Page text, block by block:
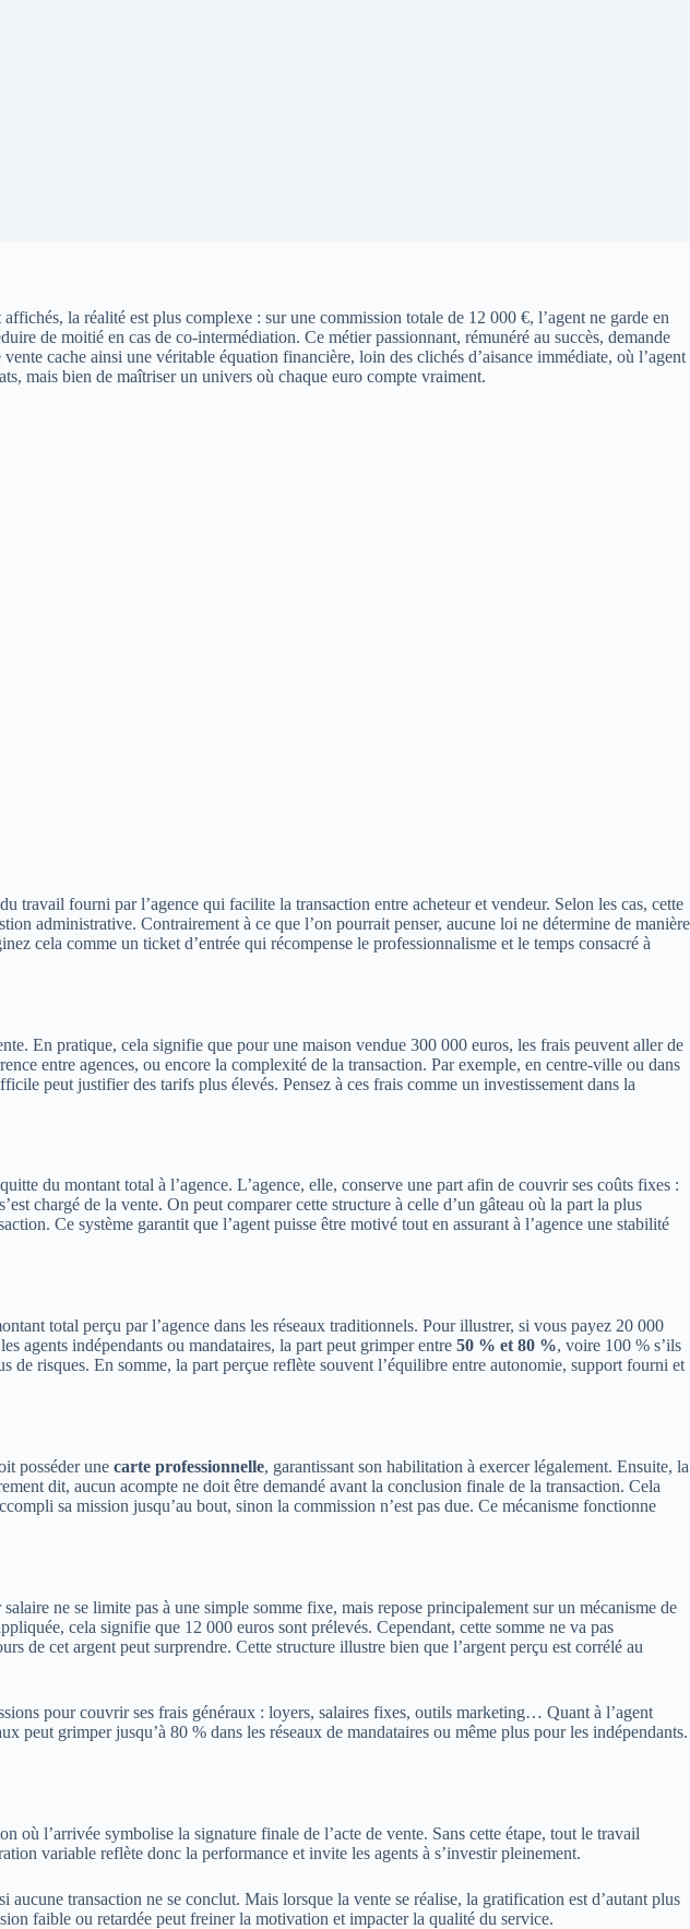
la réalité est plus complexe : sur une commission totale de 12 000 €, l’agent ne garde en
de moitié en cas de co-intermédiation. Ce métier passionnant, rémunéré au succès, demande
cache ainsi une véritable équation financière, loin des clichés d’aisance immédiate, où l’agent
mais bien de maîtriser un univers où chaque euro compte vraiment.
travail fourni par l’agence qui facilite la transaction entre acheteur et vendeur. Selon les cas, cette
administrative. Contrairement à ce que l’on pourrait penser, aucune loi ne détermine de manière
cela comme un ticket d’entrée qui récompense le professionnalisme et le temps consacré à
En pratique, cela signifie que pour une maison vendue 300 000 euros, les frais peuvent aller de
entre agences, ou encore la complexité de la transaction. Par exemple, en centre-ville ou dans
peut justifier des tarifs plus élevés. Pensez à ces frais comme un investissement dans la
du montant total à l’agence. L’agence, elle, conserve une part afin de couvrir ses coûts fixes :
chargé de la vente. On peut comparer cette structure à celle d’un gâteau où la part la plus
Ce système garantit que l’agent puisse être motivé tout en assurant à l’agence une stabilité
total perçu par l’agence dans les réseaux traditionnels. Pour illustrer, si vous payez 20 000
agents indépendants ou mandataires, la part peut grimper entre 50 % et 80 %, voire 100 % s’ils
risques. En somme, la part perçue reflète souvent l’équilibre entre autonomie, support fourni et
posséder une carte professionnelle, garantissant son habilitation à exercer légalement. Ensuite, la
dit, aucun acompte ne doit être demandé avant la conclusion finale de la transaction. Cela
sa mission jusqu’au bout, sinon la commission n’est pas due. Ce mécanisme fonctionne
ne se limite pas à une simple somme fixe, mais repose principalement sur un mécanisme de
cela signifie que 12 000 euros sont prélevés. Cependant, cette somme ne va pas
de cet argent peut surprendre. Cette structure illustre bien que l’argent perçu est corrélé au
pour couvrir ses frais généraux : loyers, salaires fixes, outils marketing… Quant à l’agent
grimper jusqu’à 80 % dans les réseaux de mandataires ou même plus pour les indépendants.
l’arrivée symbolise la signature finale de l’acte de vente. Sans cette étape, tout le travail
variable reflète donc la performance et invite les agents à s’investir pleinement.
transaction ne se conclut. Mais lorsque la vente se réalise, la gratification est d’autant plus
faible ou retardée peut freiner la motivation et impacter la qualité du service.